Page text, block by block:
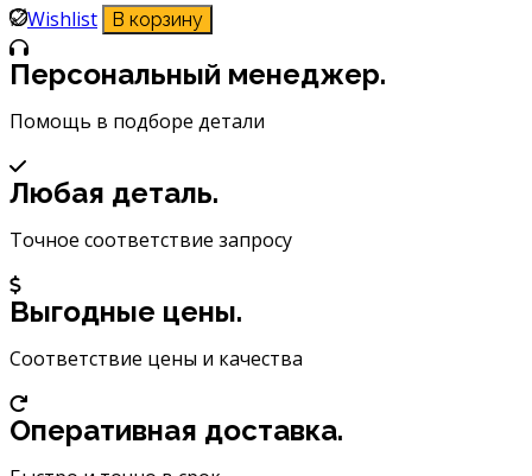
Лампа
автомобильная
XENITE
SUPER
WHITE
H7
55W
шт
1007046
Wishlist В корзину
Персональный менеджер.
Помощь в подборе детали
Любая деталь.
Точное соответствие запросу
Выгодные цены.
Соответствие цены и качества
Оперативная доставка.